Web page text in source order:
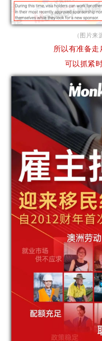
（图片来
所以有准备走
可以抓紧